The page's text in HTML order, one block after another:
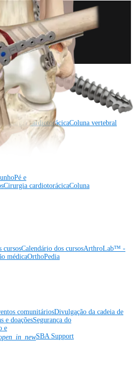
educacionais
há de novo na Arthrex?
Pé e
Cirurgia cardiotorácicaColuna vertebral
Pé e
Cirurgia cardiotorácicaColuna
cursosCalendário dos cursosArthroLab™ -
médicaOrthoPedia
comunitáriosDivulgação da cadeia de
e doaçõesSegurança do
e
SBA Support